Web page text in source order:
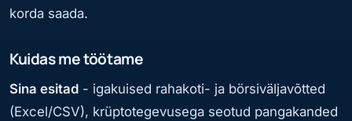
korda saada.
Kuidas me töötame
Sina esitad - igakuised rahakoti- ja börsiväljavõtted
(Excel/CSV), krüptotegevusega seotud pangakanded